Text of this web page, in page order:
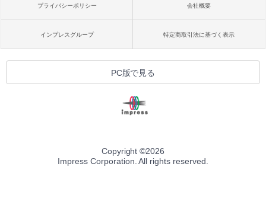
プライバシーポリシー 会社概要
インプレスグループ 特定商取引法に基づく表示
PC版で見る
Copyright ©2026
Impress Corporation. All rights reserved.